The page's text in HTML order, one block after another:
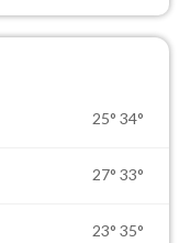
25° 34°
27° 33°
23° 35°